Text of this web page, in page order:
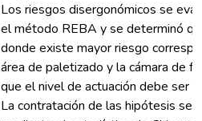
Los riesgos disergonómicos se
el método REBA y se determinó
donde existe mayor riesgo
área de paletizado y la cámara de
que el nivel de actuación debe ser
La contratación de las hipótesis se